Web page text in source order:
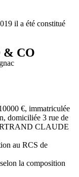
il a été constitué
& CO
€, immatriculée
domiciliée 3 rue de
CLAUDE
au RCS de
la composition